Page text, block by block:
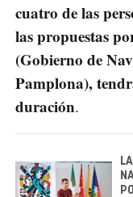
cuatro de las
las propuestas
(Gobierno de
Pamplona),
duración.